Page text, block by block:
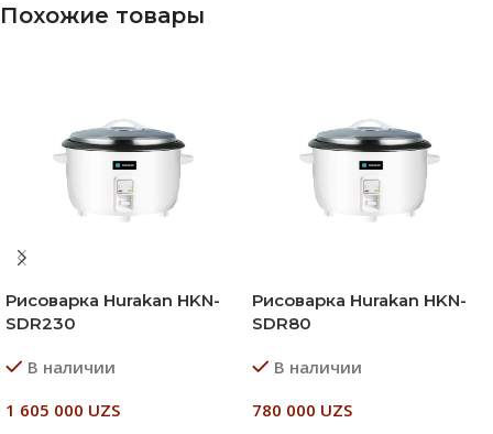
Похожие товары
Рисоварка Hurakan HKN-
SDR230
В наличии
1 605 000 UZS
Рисоварка Hurakan HKN-
SDR80
В наличии
780 000 UZS